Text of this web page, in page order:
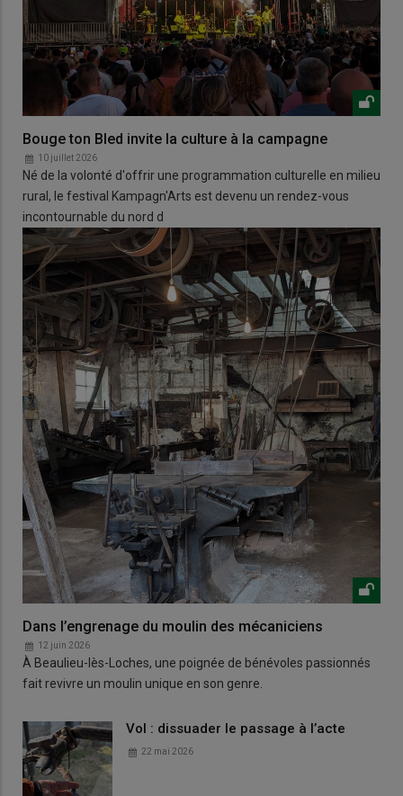
Bouge ton Bled invite la culture à la campagne
10 juillet 2026
Né de la volonté d'offrir une programmation culturelle en milieu
rural, le festival Kampagn'Arts est devenu un rendez-vous
incontournable du nord d
Dans l’engrenage du moulin des mécaniciens
12 juin 2026
À Beaulieu-lès-Loches, une poignée de bénévoles passionnés
fait revivre un moulin unique en son genre.
Vol : dissuader le passage à l’acte
22 mai 2026